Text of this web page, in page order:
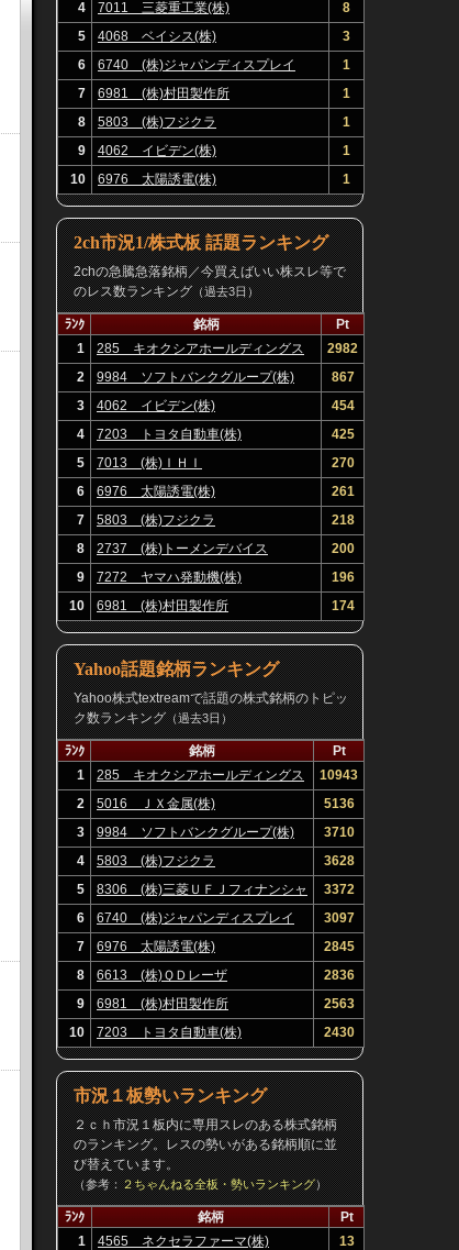
4
7011 三菱重工業(株)
8
5
4068 ベイシス(株)
3
6
6740 (株)ジャパンディスプレイ
1
7
6981 (株)村田製作所
1
8
5803 (株)フジクラ
1
9
4062 イビデン(株)
1
10
6976 太陽誘電(株) 1
2ch市況1/株式板 話題ランキング
2chの急騰急落銘柄／今買えばいい株スレ等で
のレス数ランキング（過去3日）
ﾗﾝｸ 銘柄
Pt
1
285 キオクシアホールディングス
(株)
2982
2
9984 ソフトバンクグループ(株)
867
3
4062 イビデン(株)
454
4
7203 トヨタ自動車(株)
425
5
7013 (株)ＩＨＩ
270
6
6976 太陽誘電(株)
261
7
5803 (株)フジクラ
218
8
2737 (株)トーメンデバイス
200
9
7272 ヤマハ発動機(株)
196
10
6981 (株)村田製作所 174
Yahoo話題銘柄ランキング
Yahoo株式textreamで話題の株式銘柄のトピッ
ク数ランキング（過去3日）
ﾗﾝｸ 銘柄
Pt
1
285 キオクシアホールディングス
(株)
10943
2
5016 ＪＸ金属(株)
5136
3
9984 ソフトバンクグループ(株)
3710
4
5803 (株)フジクラ
3628
5
8306 (株)三菱ＵＦＪフィナンシャ
ル・グループ
3372
6
6740 (株)ジャパンディスプレイ
3097
7
6976 太陽誘電(株)
2845
8
6613 (株)ＱＤレーザ
2836
9
6981 (株)村田製作所
2563
10
7203 トヨタ自動車(株) 2430
市況１板勢いランキング
２ｃｈ市況１板内に専用スレのある株式銘柄
のランキング。レスの勢いがある銘柄順に並
び替えています。
（参考：２ちゃんねる全板・勢いランキング）
ﾗﾝｸ 銘柄
Pt
1
4565 ネクセラファーマ(株) 13